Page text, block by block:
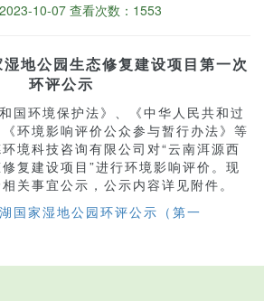
10-07 查看次数：1553
地公园生态修复建设项目第一次
环评公示
国环境保护法》、《中华人民共和过
环境影响评价公众参与暂行办法》等
境科技咨询有限公司对“云南洱源西
复建设项目”进行环境影响评价。现
关事宜公示，公示内容详见附件。
国家湿地公园环评公示（第一